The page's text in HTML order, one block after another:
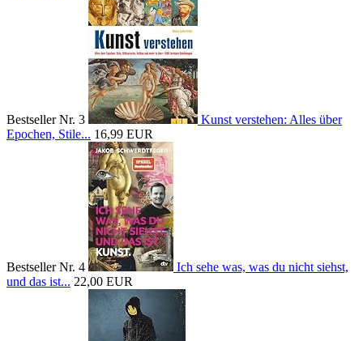
Bestseller Nr. 3
Kunst verstehen: Alles über
Epochen, Stile... 16,99 EUR
Bestseller Nr. 4
Ich sehe was, was du nicht siehst,
und das ist... 22,00 EUR